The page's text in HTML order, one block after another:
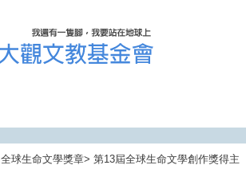
球生命文學獎章> 第13屆全球生命文學創作獎得主